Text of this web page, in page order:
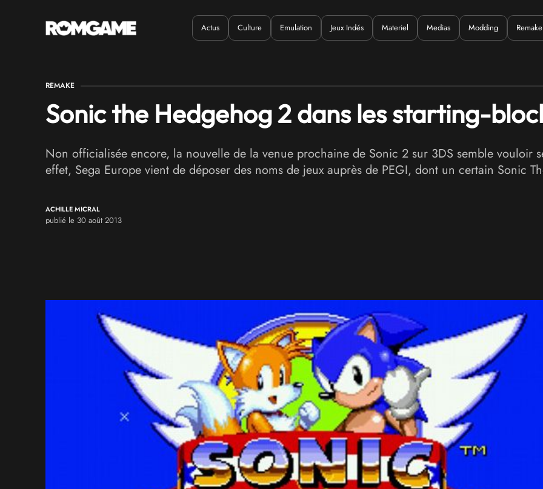
Quand ? Où ? Quoi ?
Actus Culture Emulation Jeux Indés Materiel Medias Modding Remake
REMAKE
Sonic the Hedgehog 2 dans les starting-
Non officialisée encore, la nouvelle de la venue prochaine de Sonic 2 sur 3DS semble vouloir
effet, Sega Europe vient de déposer des noms de jeux auprès de PEGI, dont un certain Sonic
ACHILLE MICRAL
publié le 30 août 2013